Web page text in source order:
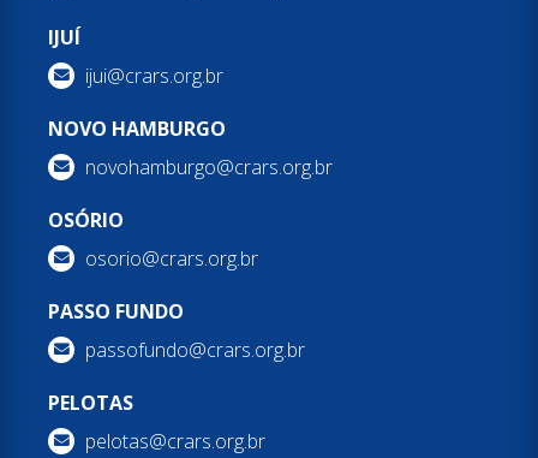
IJUÍ
ijui@crars.org.br
NOVO HAMBURGO
novohamburgo@crars.org.br
OSÓRIO
osorio@crars.org.br
PASSO FUNDO
passofundo@crars.org.br
PELOTAS
pelotas@crars.org.br